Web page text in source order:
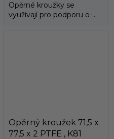
Opěrné kroužky se
využívají pro podporu o-
Opěrný kroužek 71,5 x
77,5 x 2 PTFE , K81